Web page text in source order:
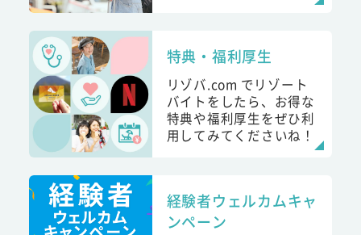
特典・福利厚生
リゾバ.com でリゾート
バイトをしたら、お得な
特典や福利厚生をぜひ利
用してみてくださいね！
経験者ウェルカムキャ
ンペーン